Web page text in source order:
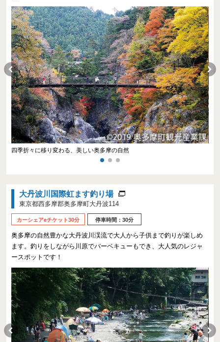
四季折々に移り変わる、美しい奥多摩の自然
大丹波川国際虹ます釣り場
東京都西多摩郡奥多摩町大丹波114
カーシェアeチケット30分 停車時間：30分
奥多摩の自然豊かな大丹波川渓流で大人から子供まで釣りが楽しめ
ます。釣りをしながら川原でバーベキューもでき、大人気のレジャ
ースポットです！